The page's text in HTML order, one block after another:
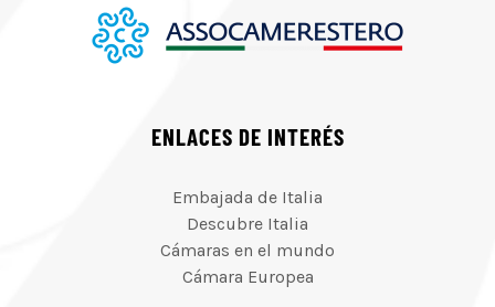
ENLACES DE INTERÉS
Embajada de Italia
Descubre Italia
Cámaras en el mundo
Cámara Europea